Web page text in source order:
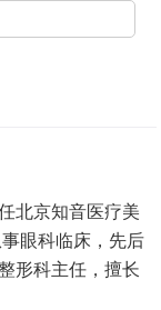
北京知音医疗美
眼科临床，先后
形科主任，擅长